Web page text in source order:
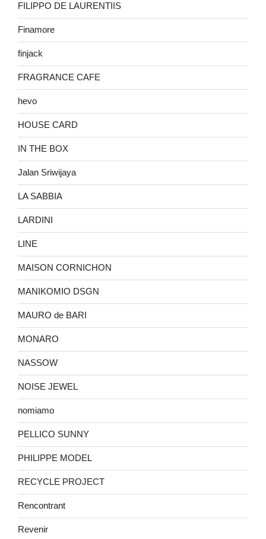
FILIPPO DE LAURENTIIS
Finamore
finjack
FRAGRANCE CAFE
hevo
HOUSE CARD
IN THE BOX
Jalan Sriwijaya
LA SABBIA
LARDINI
LINE
MAISON CORNICHON
MANIKOMIO DSGN
MAURO de BARI
MONARO
NASSOW
NOISE JEWEL
nomiamo
PELLICO SUNNY
PHILIPPE MODEL
RECYCLE PROJECT
Rencontrant
Revenir